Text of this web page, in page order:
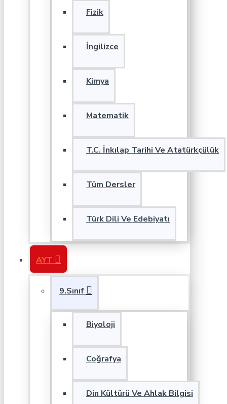
Fizik
İngilizce
Kimya
Matematik
T.C. İnkılap Tarihi Ve Atatürkçülük
Tüm Dersler
Türk Dili Ve Edebiyatı
AYT
9.Sınıf
Biyoloji
Coğrafya
Din Kültürü Ve Ahlak Bilgisi